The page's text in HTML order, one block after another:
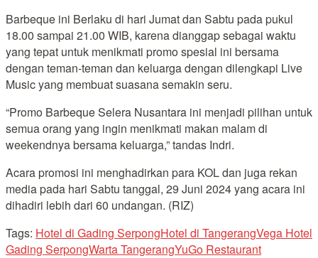
Barbeque ini Berlaku di hari Jumat dan Sabtu pada pukul
18.00 sampai 21.00 WIB, karena dianggap sebagai waktu
yang tepat untuk menikmati promo spesial ini bersama
dengan teman-teman dan keluarga dengan dilengkapi Live
Music yang membuat suasana semakin seru.
“Promo Barbeque Selera Nusantara ini menjadi pilihan untuk
semua orang yang ingin menikmati makan malam di
weekendnya bersama keluarga,” tandas Indri.
Acara promosi ini menghadirkan para KOL dan juga rekan
media pada hari Sabtu tanggal, 29 Juni 2024 yang acara ini
dihadiri lebih dari 60 undangan. (RIZ)
Tags: Hotel di Gading SerpongHotel di TangerangVega Hotel
Gading SerpongWarta TangerangYuGo Restaurant